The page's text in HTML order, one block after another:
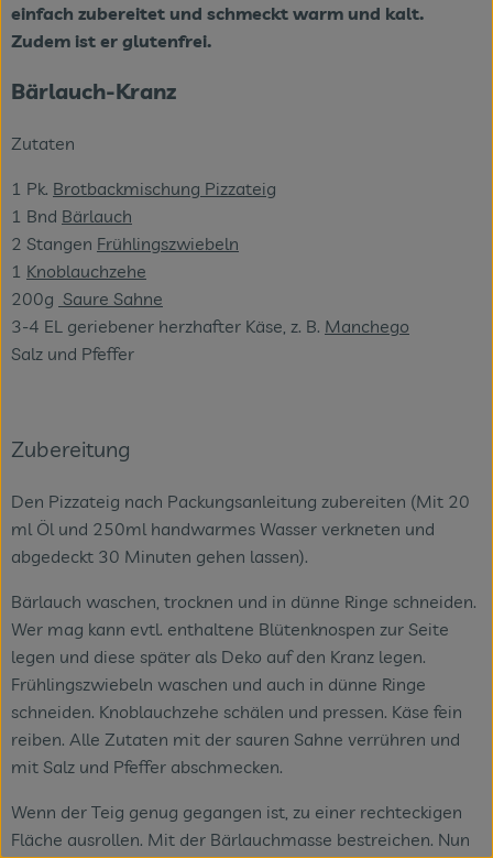
einfach zubereitet und schmeckt warm und kalt.
Zudem ist er glutenfrei.
Bärlauch-Kranz
Zutaten
1 Pk. Brotbackmischung Pizzateig
1 Bnd Bärlauch
2 Stangen Frühlingszwiebeln
1 Knoblauchzehe
200g Saure Sahne
3-4 EL geriebener herzhafter Käse, z. B. Manchego
Salz und Pfeffer
Zubereitung
Den Pizzateig nach Packungsanleitung zubereiten (Mit 20
ml Öl und 250ml handwarmes Wasser verkneten und
abgedeckt 30 Minuten gehen lassen).
Bärlauch waschen, trocknen und in dünne Ringe schneiden.
Wer mag kann evtl. enthaltene Blütenknospen zur Seite
legen und diese später als Deko auf den Kranz legen.
Frühlingszwiebeln waschen und auch in dünne Ringe
schneiden. Knoblauchzehe schälen und pressen. Käse fein
reiben. Alle Zutaten mit der sauren Sahne verrühren und
mit Salz und Pfeffer abschmecken.
Wenn der Teig genug gegangen ist, zu einer rechteckigen
Fläche ausrollen. Mit der Bärlauchmasse bestreichen. Nun